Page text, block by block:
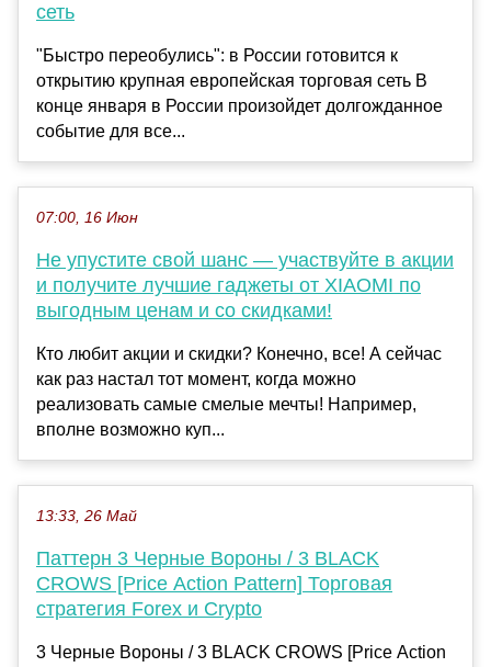
сеть
"Быстро переобулись": в России готовится к
открытию крупная европейская торговая сеть В
конце января в России произойдет долгожданное
событие для все...
07:00, 16 Июн
Не упустите свой шанс — участвуйте в акции
и получите лучшие гаджеты от XIAOMI по
выгодным ценам и со скидками!
Кто любит акции и скидки? Конечно, все! А сейчас
как раз настал тот момент, когда можно
реализовать самые смелые мечты! Например,
вполне возможно куп...
13:33, 26 Май
Паттерн 3 Черные Вороны / 3 BLACK
CROWS [Price Action Pattern] Торговая
стратегия Forex и Crypto
3 Черные Вороны / 3 BLACK CROWS [Price Action